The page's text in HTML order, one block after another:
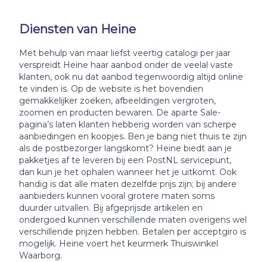
Diensten van Heine
Met behulp van maar liefst veertig catalogi per jaar
verspreidt Heine haar aanbod onder de veelal vaste
klanten, ook nu dat aanbod tegenwoordig altijd online
te vinden is. Op de website is het bovendien
gemakkelijker zoeken, afbeeldingen vergroten,
zoomen en producten bewaren. De aparte Sale-
pagina’s laten klanten hebberig worden van scherpe
aanbiedingen en koopjes. Ben je bang niet thuis te zijn
als de postbezorger langskomt? Heine biedt aan je
pakketjes af te leveren bij een PostNL servicepunt,
dan kun je het ophalen wanneer het je uitkomt. Ook
handig is dat alle maten dezelfde prijs zijn; bij andere
aanbieders kunnen vooral grotere maten soms
duurder uitvallen. Bij afgeprijsde artikelen en
ondergoed kunnen verschillende maten overigens wel
verschillende prijzen hebben. Betalen per acceptgiro is
mogelijk. Heine voert het keurmerk Thuiswinkel
Waarborg.